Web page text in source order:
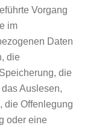
Vorgang
im
Daten
die
die
Auslesen,
die Offenlegung
oder eine